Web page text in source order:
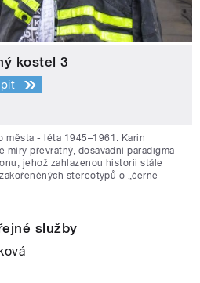
kostel 3
města - léta 1945–1961. Karin
míry převratný, dosavadní paradigma
jehož zahlazenou historii stále
stereotypů o „černé
služby